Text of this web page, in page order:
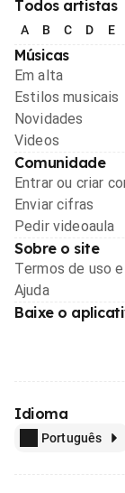
Todos artistas
A B C D E
Músicas
Em alta
Estilos musicais
Novidades
Videos
Comunidade
Entrar ou criar
Enviar cifras
Pedir videoaula
Sobre o site
Termos de uso
Ajuda
Baixe o
Idioma
Português